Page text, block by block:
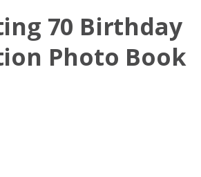
70 Birthday
Photo Book